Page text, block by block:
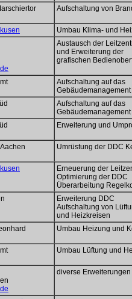
Aufschaltung von
Umbau Klima- und
Austausch der
und Erweiterung der
grafischen
Aufschaltung auf das
Aufschaltung auf das
Erweiterung und
Umrüstung der DDC
Erneuerung der
Optimierung der DDC
Überarbeitung
Erweiterung DDC
Aufschaltung von
und Heizkreisen
Umbau Heizung und
Umbau Lüftung und
diverse